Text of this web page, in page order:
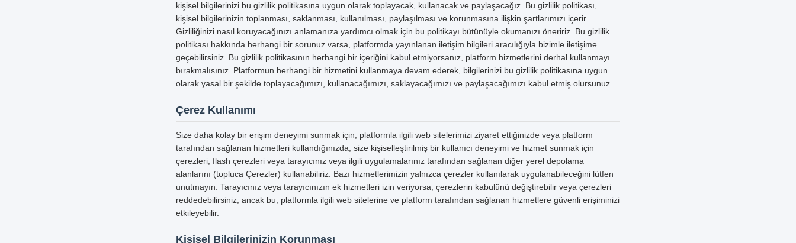
kişisel bilgilerinizi bu gizlilik politikasına uygun olarak toplayacak, kullanacak ve paylaşacağız. Bu gizlilik politikası,
kişisel bilgilerinizin toplanması, saklanması, kullanılması, paylaşılması ve korunmasına ilişkin şartlarımızı içerir.
Gizliliğinizi nasıl koruyacağınızı anlamanıza yardımcı olmak için bu politikayı bütünüyle okumanızı öneririz. Bu gizlilik
politikası hakkında herhangi bir sorunuz varsa, platformda yayınlanan iletişim bilgileri aracılığıyla bizimle iletişime
geçebilirsiniz. Bu gizlilik politikasının herhangi bir içeriğini kabul etmiyorsanız, platform hizmetlerini derhal kullanmayı
bırakmalısınız. Platformun herhangi bir hizmetini kullanmaya devam ederek, bilgilerinizi bu gizlilik politikasına uygun
olarak yasal bir şekilde toplayacağımızı, kullanacağımızı, saklayacağımızı ve paylaşacağımızı kabul etmiş olursunuz.
Çerez Kullanımı
Size daha kolay bir erişim deneyimi sunmak için, platformla ilgili web sitelerimizi ziyaret ettiğinizde veya platform
tarafından sağlanan hizmetleri kullandığınızda, size kişiselleştirilmiş bir kullanıcı deneyimi ve hizmet sunmak için
çerezleri, flash çerezleri veya tarayıcınız veya ilgili uygulamalarınız tarafından sağlanan diğer yerel depolama
alanlarını (topluca Çerezler) kullanabiliriz. Bazı hizmetlerimizin yalnızca çerezler kullanılarak uygulanabileceğini lütfen
unutmayın. Tarayıcınız veya tarayıcınızın ek hizmetleri izin veriyorsa, çerezlerin kabulünü değiştirebilir veya çerezleri
reddedebilirsiniz, ancak bu, platformla ilgili web sitelerine ve platform tarafından sağlanan hizmetlere güvenli erişiminizi
etkileyebilir.
Kişisel Bilgilerinizin Korunması